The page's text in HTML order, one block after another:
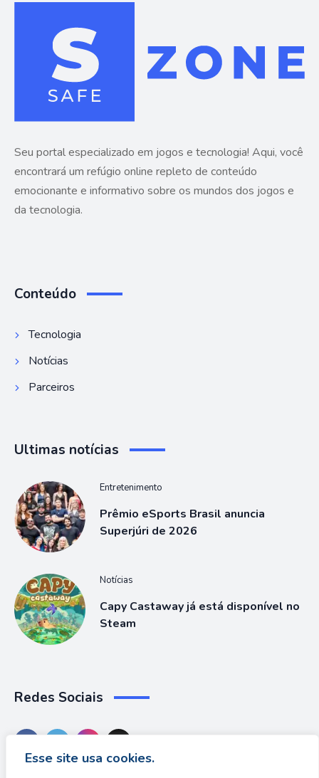
Esse site usa cookies.
Seu portal especializado em jogos e tecnologia! Aqui, você
encontrará um refúgio online repleto de conteúdo
emocionante e informativo sobre os mundos dos jogos e
da tecnologia.
Conteúdo
Tecnologia
Notícias
Parceiros
Ultimas notícias
Entretenimento
Prêmio eSports Brasil anuncia
Superjúri de 2026
Notícias
Capy Castaway já está disponível no
Steam
Redes Sociais